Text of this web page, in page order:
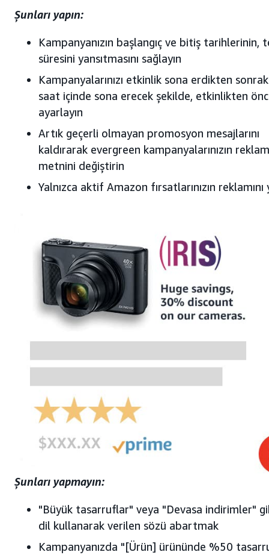
Şunları yapın:
Kampanyanızın başlangıç ve bitiş tarihlerinin,
süresini yansıtmasını sağlayın
Kampanyalarınızı etkinlik sona erdikten
saat içinde sona erecek şekilde, etkinlikten
ayarlayın
Artık geçerli olmayan promosyon mesajlarını
kaldırarak evergreen kampanyalarınızın reklam
metnini değiştirin
Yalnızca aktif Amazon fırsatlarınızın reklamını
Şunları yapmayın:
"Büyük tasarruflar" veya "Devasa indirimler"
dil kullanarak verilen sözü abartmak
Kampanyanızda "[Ürün] ürününde %50